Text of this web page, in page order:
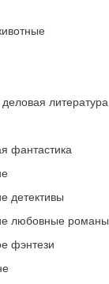
литература
фантастика
детективы
любовные романы
фэнтези